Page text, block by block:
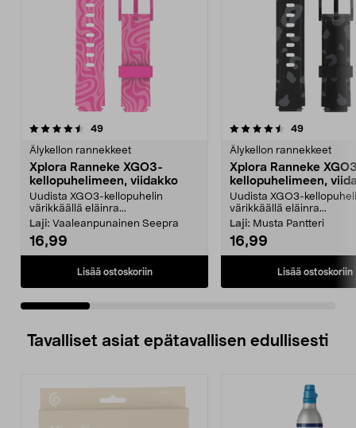
49arvostelut
Älykellon rannekkeet
Xplora Ranneke XGO3-
kellopuhelimeen, viidakko
Uudista XGO3-kellopuhelin
värikkäällä eläinra...
Laji: Vaaleanpunainen Seepra
16,99
Lisää ostoskoriin
4.5 viidestä
49arvostelut
Älykellon rannekkeet
Xplora Ranneke
kellopuhelimeen,
Uudista XGO3-
värikkäällä eläinra...
Laji: Musta Pantteri
16,99
Lisää ostoskoriin
4.5 viidestä
Tavalliset asiat epätavallisen edullisesti